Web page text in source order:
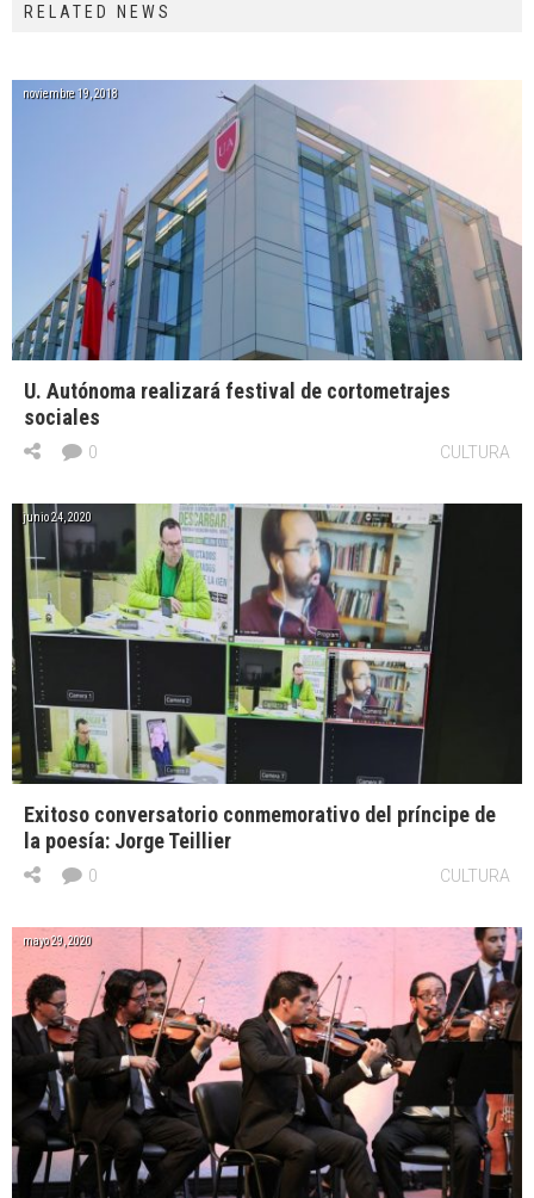
RELATED NEWS
noviembre 19, 2018
U. Autónoma realizará festival de cortometrajes
sociales
CULTURA
0
junio 24, 2020
Exitoso conversatorio conmemorativo del príncipe de
la poesía: Jorge Teillier
CULTURA
0
mayo 29, 2020